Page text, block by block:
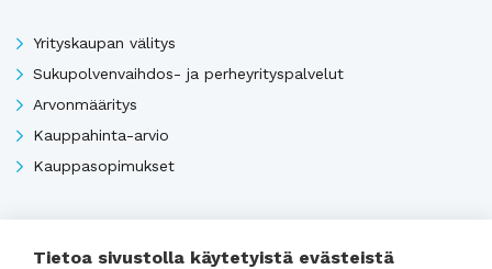
Yrityskaupan välitys
Sukupolvenvaihdos- ja perheyrityspalvelut
Arvonmääritys
Kauppahinta-arvio
Kauppasopimukset
Katso kaikki
Tietoa sivustolla käytetyistä evästeistä